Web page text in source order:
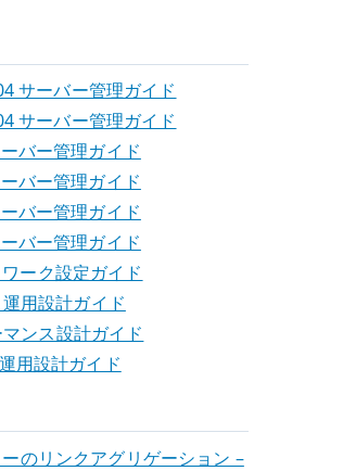
サーバー管理ガイド
サーバー管理ガイド
バー管理ガイド
バー管理ガイド
バー管理ガイド
バー管理ガイド
ーク設定ガイド
用設計ガイド
ンス設計ガイド
用設計ガイド
のリンクアグリゲーション –